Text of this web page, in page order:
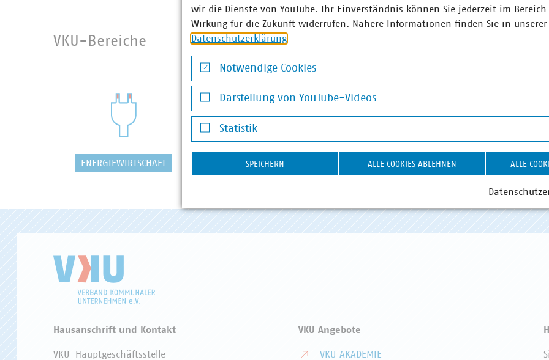
VKU-Bereiche
ENERGIEWIRTSCHAFT WASSER/ABWASSER DIGITALISIERUNG/TK
Hausanschrift und Kontakt
VKU-Hauptgeschäftsstelle
VKU Angebote
VKU AKADEMIE
wir die Dienste von YouTube. Ihr Einverständnis können Sie jederzeit im
Wirkung für die Zukunft widerrufen. Nähere Informationen finden Sie in unserer
Datenschutzerklärung.
Notwendige Cookies
Notwendige Cookies
Darstellung von YouTube-Videos
Darstellung von YouTube-Videos
Statistik
Statistik
SPEICHERN ALLE COOKIES ABLEHNEN ALLE